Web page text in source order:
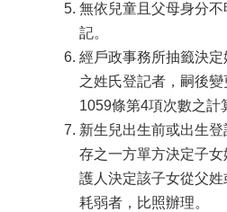
無依兒童且父母身分
記。
經戶政事務所抽籤決
之姓氏登記者，嗣後
1059條第4項次數之計
新生兒出生前或出生
存之一方單方決定子
護人決定該子女從父
耗弱者，比照辦理。